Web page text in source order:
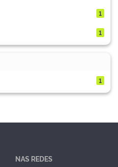
1
1
1
NAS REDES